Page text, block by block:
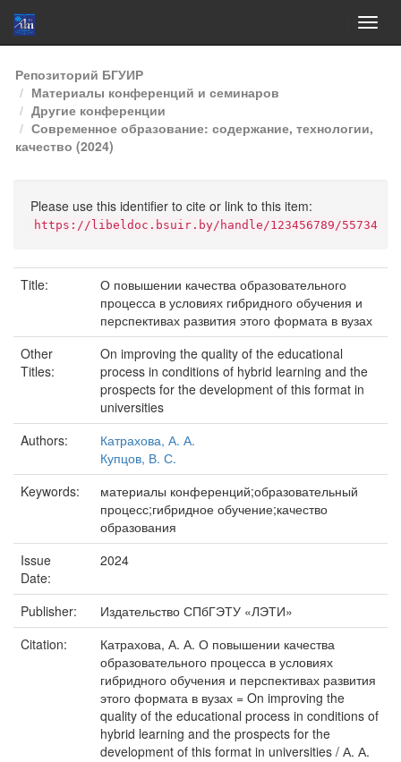
Skip
navigation
Репозиторий БГУИР
Материалы конференций и семинаров
Другие конференции
Современное образование: содержание, технологии,
качество (2024)
Please use this identifier to cite or link to this item:
https://libeldoc.bsuir.by/handle/123456789/55734
Title:
О повышении качества образовательного
процесса в условиях гибридного обучения и
перспективах развития этого формата в вузах
Other
Titles:
On improving the quality of the educational
process in conditions of hybrid learning and the
prospects for the development of this format in
universities
Authors:
Катрахова, А. А.
Купцов, В. С.
Keywords:
материалы конференций;образовательный
процесс;гибридное обучение;качество
образования
Issue
Date:
2024
Publisher:
Издательство СПбГЭТУ «ЛЭТИ»
Citation:
Катрахова, А. А. О повышении качества
образовательного процесса в условиях
гибридного обучения и перспективах развития
этого формата в вузах = On improving the
quality of the educational process in conditions of
hybrid learning and the prospects for the
development of this format in universities / А. А.